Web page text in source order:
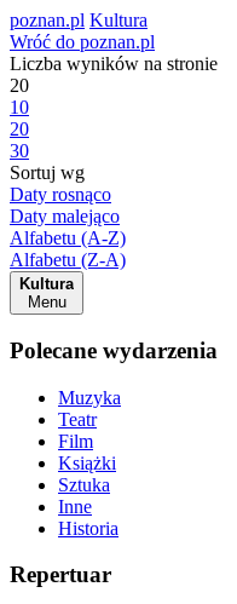
poznan.pl Kultura
Wróć do poznan.pl
Liczba wyników na stronie
20
10
20
30
Sortuj wg
Daty rosnąco
Daty malejąco
Alfabetu (A-Z)
Alfabetu (Z-A)
Kultura
Menu
Polecane wydarzenia
Muzyka
Teatr
Film
Książki
Sztuka
Inne
Historia
Repertuar